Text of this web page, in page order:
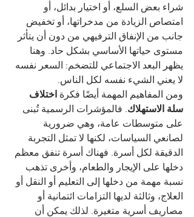
شراء بعض السلع، أو اختيار بدائل، أو
امتصاص الزيادة من مدخراتها، أو تخفيض
جانب من الإنفاق الترفيهي من دون أن يتأثر
مستوى حياتها الأساسي بشكل حاد. وهنا
يظهر البعد الاجتماعي للتضخم: السعر نفسه
لا يعني الشيء نفسه لكل الناس.
ومن المفاهيم المهمة أيضًا فكرة اختلاف
سلة الاستهلاك. فالمؤشرات الرسمية تُبنى
على متوسطات عامة، وهي ضرورية
لصانعي السياسات، لكنها لا تمثل التجربة
الدقيقة لكل أسرة. فهناك أسرة تنفق معظم
دخلها على الإيجار والطعام، وأخرى تذهب
نسبة مهمة من دخلها إلى التعليم أو النقل أو
العلاج، وثالثة لديها التزامات ائتمانية أو
مصاريف أسرية متغيرة. لذلك يمكن أن